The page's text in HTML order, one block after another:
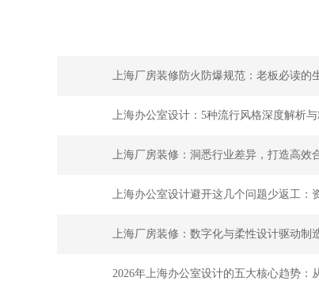
上海厂房装修防火防爆规范：老板必读的
上海办公室设计：5种流行风格深度解析
上海厂房装修：洞悉行业差异，打造高效
上海办公室设计避开这几个问题少返工：
上海厂房装修：数字化与柔性设计驱动制
2026年上海办公室设计的五大核心趋势：